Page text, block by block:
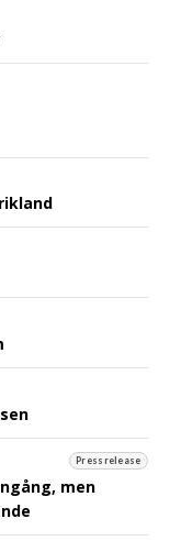
Pressrelease
men